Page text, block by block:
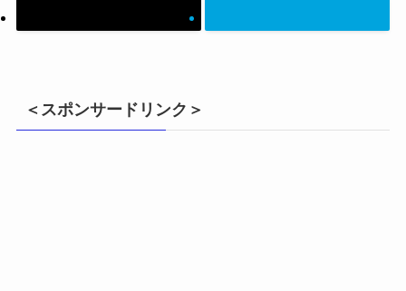
＜スポンサードリンク＞